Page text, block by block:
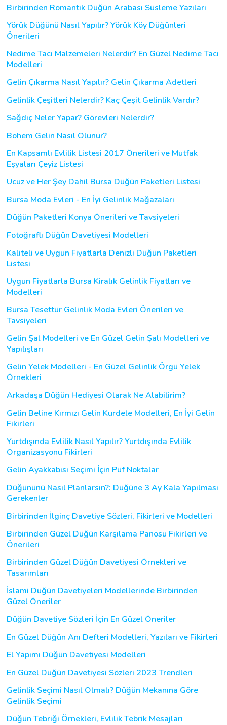
Birbirinden Romantik Düğün Arabası Süsleme Yazıları
Yörük Düğünü Nasıl Yapılır? Yörük Köy Düğünleri
Önerileri
Nedime Tacı Malzemeleri Nelerdir? En Güzel Nedime Tacı
Modelleri
Gelin Çıkarma Nasıl Yapılır? Gelin Çıkarma Adetleri
Gelinlik Çeşitleri Nelerdir? Kaç Çeşit Gelinlik Vardır?
Sağdıç Neler Yapar? Görevleri Nelerdir?
Bohem Gelin Nasıl Olunur?
En Kapsamlı Evlilik Listesi 2017 Önerileri ve Mutfak
Eşyaları Çeyiz Listesi
Ucuz ve Her Şey Dahil Bursa Düğün Paketleri Listesi
Bursa Moda Evleri - En İyi Gelinlik Mağazaları
Düğün Paketleri Konya Önerileri ve Tavsiyeleri
Fotoğraflı Düğün Davetiyesi Modelleri
Kaliteli ve Uygun Fiyatlarla Denizli Düğün Paketleri
Listesi
Uygun Fiyatlarla Bursa Kiralık Gelinlik Fiyatları ve
Modelleri
Bursa Tesettür Gelinlik Moda Evleri Önerileri ve
Tavsiyeleri
Gelin Şal Modelleri ve En Güzel Gelin Şalı Modelleri ve
Yapılışları
Gelin Yelek Modelleri - En Güzel Gelinlik Örgü Yelek
Örnekleri
Arkadaşa Düğün Hediyesi Olarak Ne Alabilirim?
Gelin Beline Kırmızı Gelin Kurdele Modelleri, En İyi Gelin
Fikirleri
Yurtdışında Evlilik Nasıl Yapılır? Yurtdışında Evlilik
Organizasyonu Fikirleri
Gelin Ayakkabısı Seçimi İçin Püf Noktalar
Düğününü Nasıl Planlarsın?: Düğüne 3 Ay Kala Yapılması
Gerekenler
Birbirinden İlginç Davetiye Sözleri, Fikirleri ve Modelleri
Birbirinden Güzel Düğün Karşılama Panosu Fikirleri ve
Önerileri
Birbirinden Güzel Düğün Davetiyesi Örnekleri ve
Tasarımları
İslami Düğün Davetiyeleri Modellerinde Birbirinden
Güzel Öneriler
Düğün Davetiye Sözleri İçin En Güzel Öneriler
En Güzel Düğün Anı Defteri Modelleri, Yazıları ve Fikirleri
El Yapımı Düğün Davetiyesi Modelleri
En Güzel Düğün Davetiyesi Sözleri 2023 Trendleri
Gelinlik Seçimi Nasıl Olmalı? Düğün Mekanına Göre
Gelinlik Seçimi
Düğün Tebriği Örnekleri, Evlilik Tebrik Mesajları